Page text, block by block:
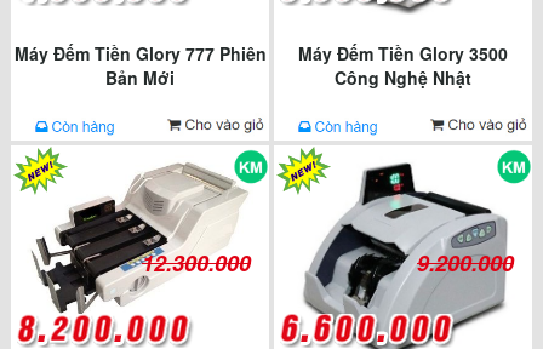
Máy Đếm Tiền Glory 777 Phiên
Bản Mới
Máy Đếm Tiền Glory 3500
Công Nghệ Nhật
12.300.000 9.200.000